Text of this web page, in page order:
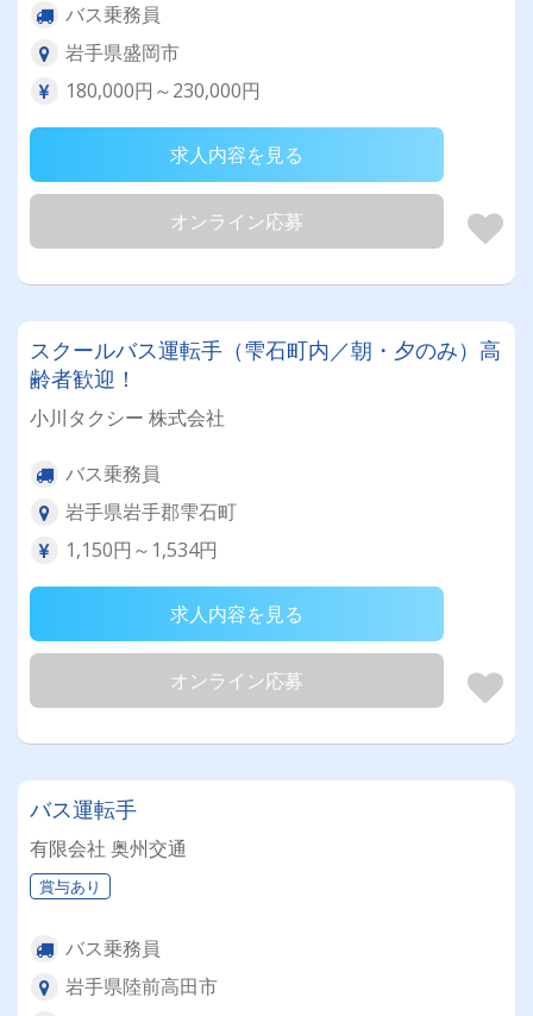
バス乗務員
岩手県盛岡市
180,000円～230,000円
求人内容を見る
オンライン応募
スクールバス運転手（雫石町内／朝・夕のみ）高
齢者歓迎！
小川タクシー 株式会社
バス乗務員
岩手県岩手郡雫石町
1,150円～1,534円
求人内容を見る
オンライン応募
バス運転手
有限会社 奥州交通
賞与あり
バス乗務員
岩手県陸前高田市